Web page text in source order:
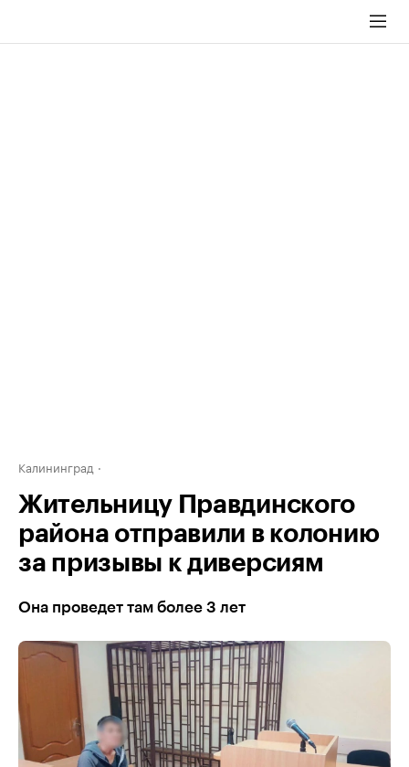
Калининград
Жительницу Правдинского
района отправили в колонию
за призывы к диверсиям
Она проведет там более 3 лет